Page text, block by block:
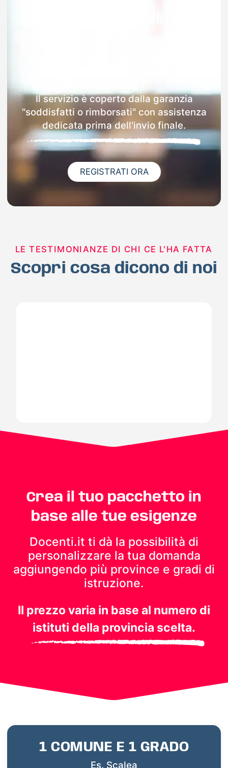
Il servizio è coperto dalla garanzia
"soddisfatti o rimborsati" con assistenza
dedicata prima dell'invio finale.
REGISTRATI ORA
LE TESTIMONIANZE DI CHI CE L'HA FATTA
Scopri cosa dicono di noi
Crea il tuo pacchetto in
base alle tue esigenze
Docenti.it ti dà la possibilità di
personalizzare la tua domanda
aggiungendo più province e gradi di
istruzione.
Il prezzo varia in base al numero di
istituti della provincia scelta.
1 COMUNE E 1 GRADO
Es. Scalea